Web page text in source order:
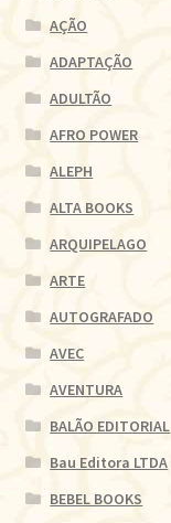
AÇÃO
ADAPTAÇÃO
ADULTÃO
AFRO POWER
ALEPH
ALTA BOOKS
ARQUIPELAGO
ARTE
AUTOGRAFADO
AVEC
AVENTURA
BALÃO EDITORIAL
Bau Editora LTDA
BEBEL BOOKS